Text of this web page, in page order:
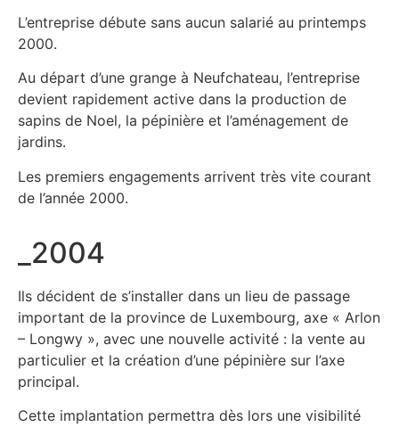
L’entreprise débute sans aucun salarié au printemps
2000.
Au départ d’une grange à Neufchateau, l’entreprise
devient rapidement active dans la production de
sapins de Noel, la pépinière et l’aménagement de
jardins.
Les premiers engagements arrivent très vite courant
de l’année 2000.
_2004
Ils décident de s’installer dans un lieu de passage
important de la province de Luxembourg, axe « Arlon
– Longwy », avec une nouvelle activité : la vente au
particulier et la création d’une pépinière sur l’axe
principal.
Cette implantation permettra dès lors une visibilité